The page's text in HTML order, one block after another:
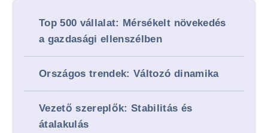
Top 500 vállalat: Mérsékelt növekedés
a gazdasági ellenszélben
Országos trendek: Változó dinamika
Vezető szereplők: Stabilitás és
átalakulás